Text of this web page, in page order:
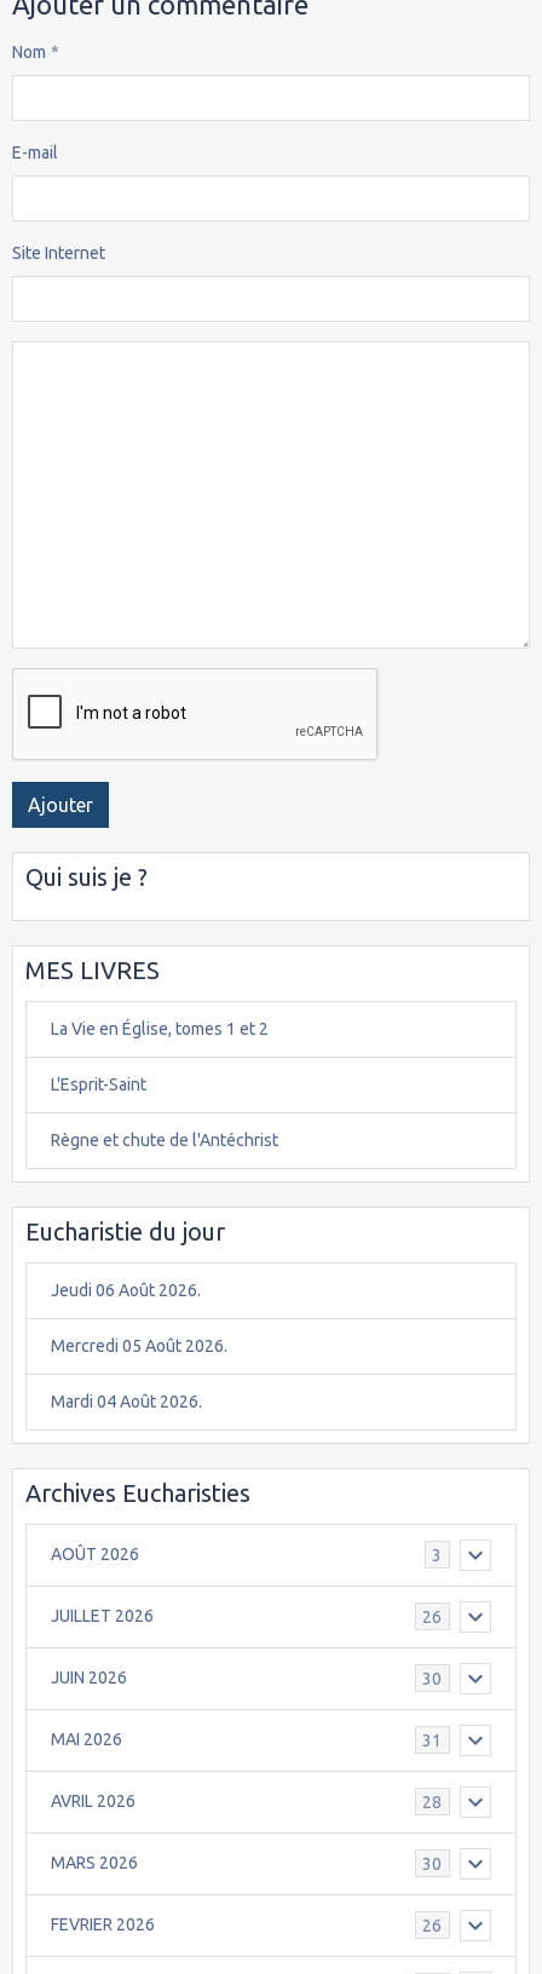
Nom
E-mail
Site Internet
Ajouter
Qui suis je ?
MES LIVRES
La Vie en Église, tomes 1 et 2
L'Esprit-Saint
Règne et chute de l'Antéchrist
Eucharistie du jour
Jeudi 06 Août 2026.
Mercredi 05 Août 2026.
Mardi 04 Août 2026.
Archives Eucharisties
AOÛT 2026 3
JUILLET 2026 26
JUIN 2026 30
MAI 2026 31
AVRIL 2026 28
MARS 2026 30
FEVRIER 2026 26